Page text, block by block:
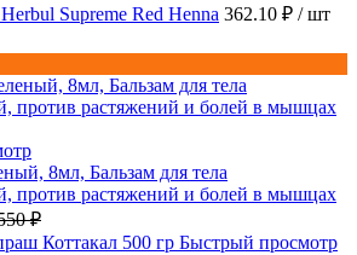
Supreme Red Henna 362.10 ₽ / шт
8мл, Бальзам для тела
против растяжений и болей в мышцах
₽
Быстрый просмотр